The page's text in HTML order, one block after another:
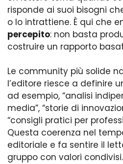
risponde ai suoi bisogni
o lo intrattiene. È qui che
percepito: non basta
costruire un rapporto
Le community più solide
l’editore riesce a definire
ad esempio, “analisi
media”, “storie di
“consigli pratici per
Questa coerenza nel
editoriale e fa sentire il
gruppo con valori condivisi.